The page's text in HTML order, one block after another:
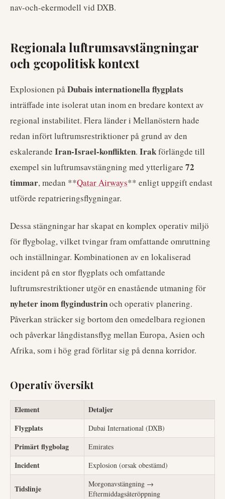
nav-och-ekermodell vid DXB.
Regionala luftrumsavstängningar
och geopolitisk kontext
Explosionen påDubais internationella flygplats
inträffade inte isolerat utan inom en bredare kontext av
regional instabilitet. Flera länder i Mellanöstern hade
redan infört luftrumsrestriktioner på grund av den
eskalerande Iran-Israel-konflikten. Irakförlängde till
exempel sin luftrumsavstängning med ytterligare 72
timmar, medan **Qatar Airways** enligt uppgift endast
utförde repatrieringsflygningar.
Dessa stängningar har skapat en komplex operativ miljö
för flygbolag, vilket tvingar fram omfattande omruttning
och inställningar. Kombinationen av en lokaliserad
incident på en stor flygplats och omfattande
luftrumsrestriktioner utgör en enastående utmaning för
nyheter inom flygindustrinoch operativ planering.
Påverkan sträcker sig bortom den omedelbara regionen
och påverkar långdistansflyg mellan Europa, Asien och
Afrika, som i hög grad förlitar sig på denna korridor.
Operativ översikt
Element
Detaljer
Flygplats
Dubai International (DXB)
Primärt flygbolag Emirates
Incident Explosion (orsak obestämd)
Tidslinje
Morgonavstängning →
Eftermiddagsåteröppning